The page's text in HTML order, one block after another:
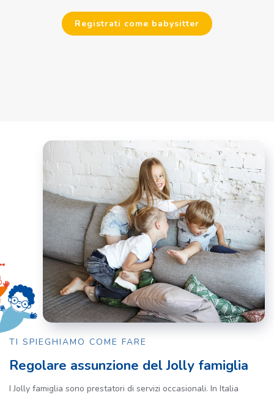
Registrati come babysitter
TI SPIEGHIAMO COME FARE
Regolare assunzione del Jolly famiglia
I Jolly famiglia sono prestatori di servizi occasionali. In Italia